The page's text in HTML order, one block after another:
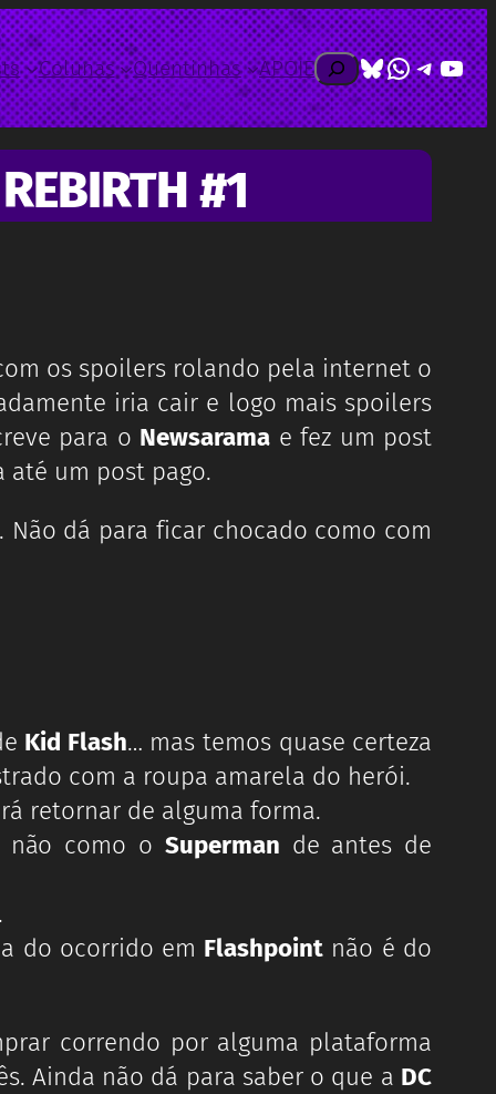
Colunas Quentinhas APOIEPesquisarBluesky
#1
os spoilers rolando pela internet o
iria cair e logo mais spoilers
para o Newsarama e fez um post
um post pago.
Não dá para ficar chocado como com
Kid Flash… mas temos quase certeza
com a roupa amarela do herói.
retornar de alguma forma.
como o Superman de antes de
do ocorrido em Flashpoint não é do
correndo por alguma plataforma
Ainda não dá para saber o que a DC